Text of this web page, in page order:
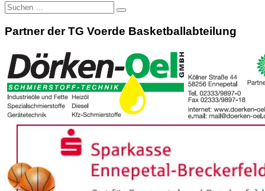
Suche
nach:
Partner der TG Voerde Basketballabteilung